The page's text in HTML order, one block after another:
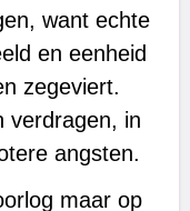
want echte
en eenheid
zegeviert.
verdragen, in
angsten.
maar op